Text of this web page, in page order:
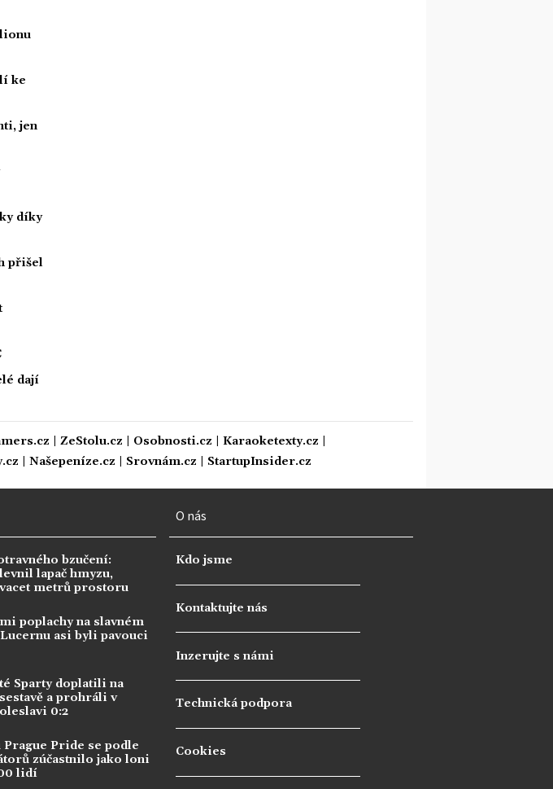
ke
jen
díky
přišel
dají
ZeStolu.cz Osobnosti.cz Karaoketexty.cz
Našepeníze.cz Srovnám.cz StartupInsider.cz
bzučení:
lapač hmyzu,
metrů prostoru
poplachy na slavném
asi byli pavouci
Sparty doplatili na
a prohráli v
0:2
Prague Pride se podle
zúčastnilo jako loni
lidí
O nás
Kdo jsme
Kontaktujte nás
Inzerujte s námi
Technická podpora
Cookies